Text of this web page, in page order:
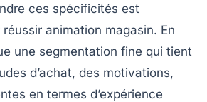
ces spécificités est
animation magasin. En
une segmentation fine qui tient
d’achat, des motivations,
en termes d’expérience